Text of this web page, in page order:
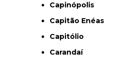
Capinópolis
Capitão Enéas
Capitólio
Carandaí